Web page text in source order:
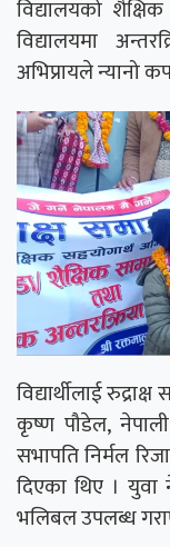
विद्यालयको
विद्यालयमा
अभिप्रायले न्यानो
विद्यार्थीलाई
कृष्ण पौडेल,
सभापति निर्मल
दिएका थिए ।
भलिबल उपलब्ध